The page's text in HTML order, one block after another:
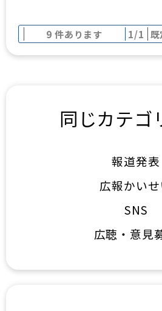
9 件あります 1/1 既
同じカテゴ
報道発表
広報かい
SNS
広聴・意見